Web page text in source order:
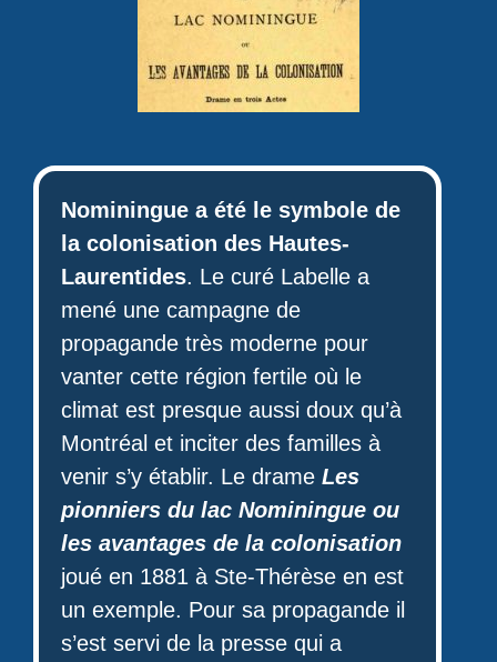
Nominingue a été le symbole de
la colonisation des Hautes-
Laurentides. Le curé Labelle a
mené une campagne de
propagande très moderne pour
vanter cette région fertile où le
climat est presque aussi doux qu’à
Montréal et inciter des familles à
venir s’y établir. Le drame Les
pionniers du lac Nominingue ou
les avantages de la colonisation
joué en 1881 à Ste-Thérèse en est
un exemple. Pour sa propagande il
s’est servi de la presse qui a